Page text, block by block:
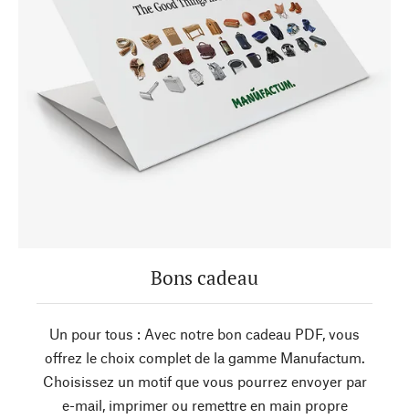
Bons cadeau
Un pour tous : Avec notre bon cadeau PDF, vous
offrez le choix complet de la gamme Manufactum.
Choisissez un motif que vous pourrez envoyer par
e-mail, imprimer ou remettre en main propre